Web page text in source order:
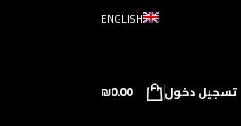
ENGLISH
تسجيل دخول ₪0.00